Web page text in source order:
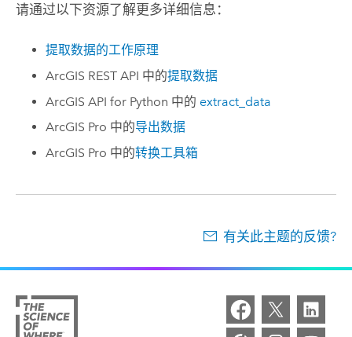
请通过以下资源了解更多详细信息：
提取数据的工作原理
ArcGIS REST API 中的提取数据
ArcGIS API for Python 中的 extract_data
ArcGIS Pro 中的导出数据
ArcGIS Pro 中的转换工具箱
有关此主题的反馈?